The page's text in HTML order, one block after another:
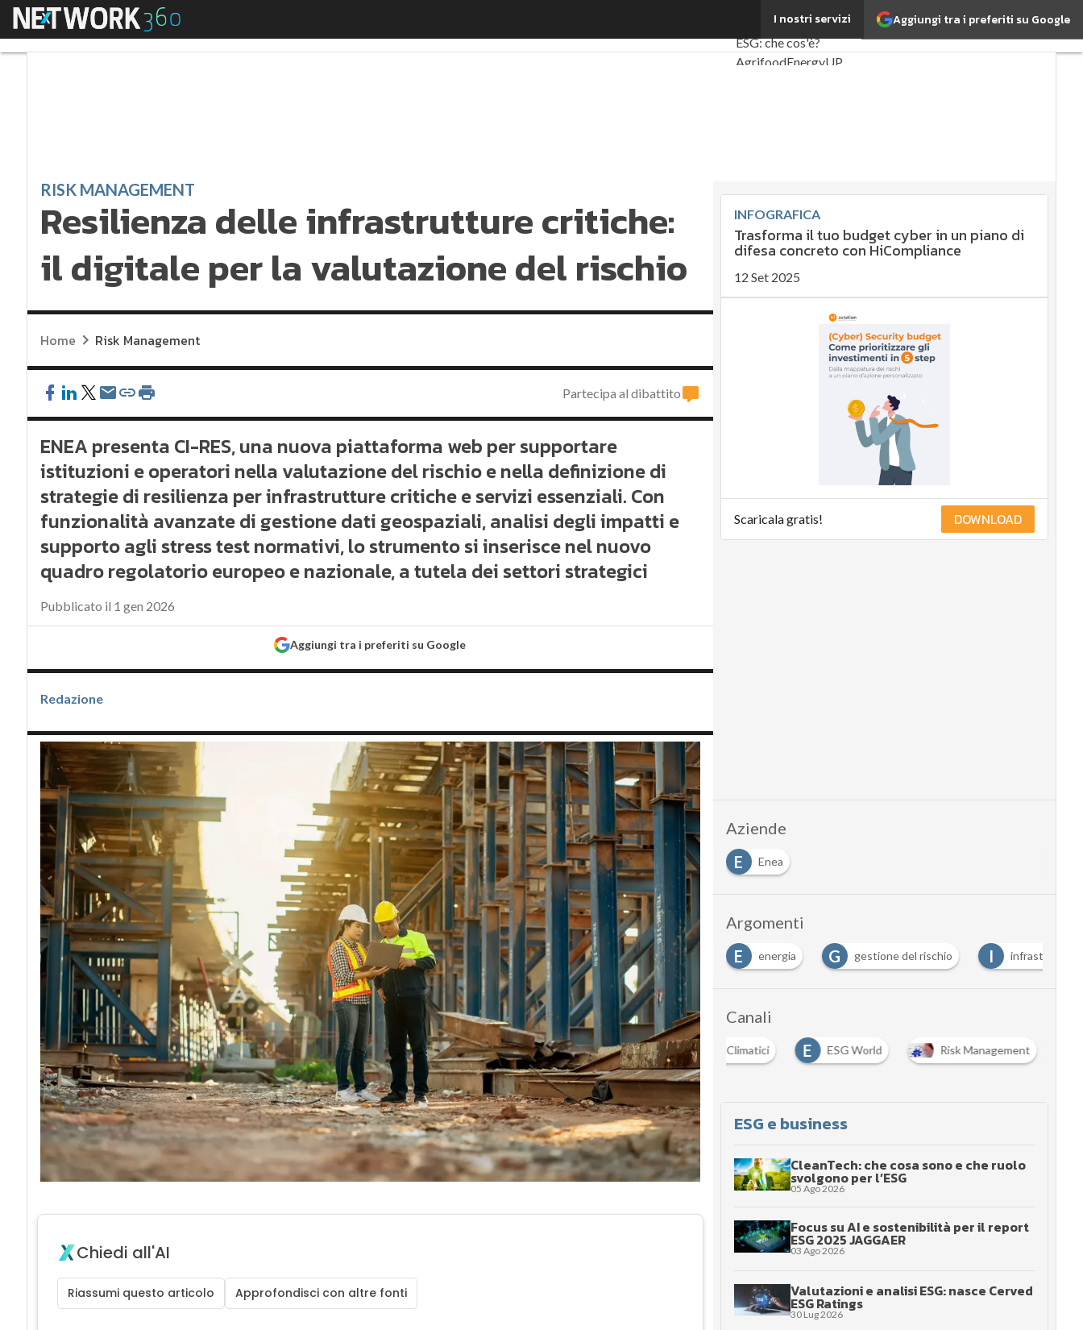
Aggiungi tra i preferiti su Google
I nostri servizi
Menu
Ultimi articoli
ESG: che cos'è?
AgrifoodEnergyUP
Economia sostenibile
Sustainability
management
Energy Management
Normative e
Compliance
Corporate governance
RISK MANAGEMENT
Resilienza delle infrastrutture critiche:
il digitale per la valutazione del rischio
Home Risk Management
Partecipa al dibattito
ENEA presenta CI-RES, una nuova piattaforma web per supportare
istituzioni e operatori nella valutazione del rischio e nella definizione di
strategie di resilienza per infrastrutture critiche e servizi essenziali. Con
funzionalità avanzate di gestione dati geospaziali, analisi degli impatti e
supporto agli stress test normativi, lo strumento si inserisce nel nuovo
quadro regolatorio europeo e nazionale, a tutela dei settori strategici
Pubblicato il 1 gen 2026
Aggiungi tra i preferiti su Google
Redazione
Chiedi all'AI
Riassumi questo articolo Approfondisci con altre fonti
INFOGRAFICA
Trasforma il tuo budget cyber in un piano di
difesa concreto con HiCompliance
12 Set 2025
Scaricala gratis! DOWNLOAD
Aziende
E
Enea
Argomenti
D
data management energia G gestione del rischio I infrastrutture
Canali
C
Cambiamenti Climatici E ESG World Risk Management
ESG e business
CleanTech: che cosa sono e che ruolo
svolgono per l’ESG
05 Ago 2026
Focus su AI e sostenibilità per il report
ESG 2025 JAGGAER
03 Ago 2026
Valutazioni e analisi ESG: nasce Cerved
ESG Ratings
30 Lug 2026